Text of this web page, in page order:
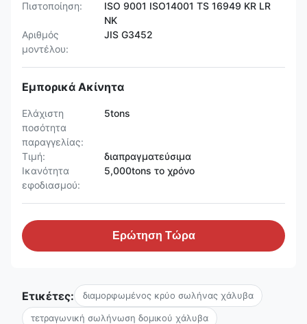
Πιστοποίηση:
ISO 9001 ISO14001 TS 16949 KR LR
NK
Αριθμός
μοντέλου:
JIS G3452
Εμπορικά Ακίνητα
Ελάχιστη
ποσότητα
παραγγελίας:
5tons
Τιμή:
διαπραγματεύσιμα
Ικανότητα
εφοδιασμού:
5,000tons το χρόνο
Ερώτηση Τώρα
Ετικέτες: διαμορφωμένος κρύο σωλήνας χάλυβα
τετραγωνική σωλήνωση δομικού χάλυβα